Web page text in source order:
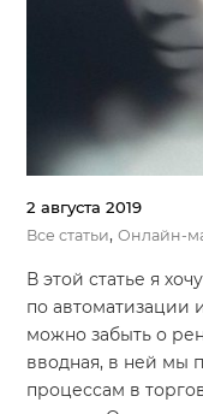
2 августа 2019
Все статьи,Онлайн-
В этой статье я
по автоматизации
можно забыть о
вводная, в ней мы
процессам в